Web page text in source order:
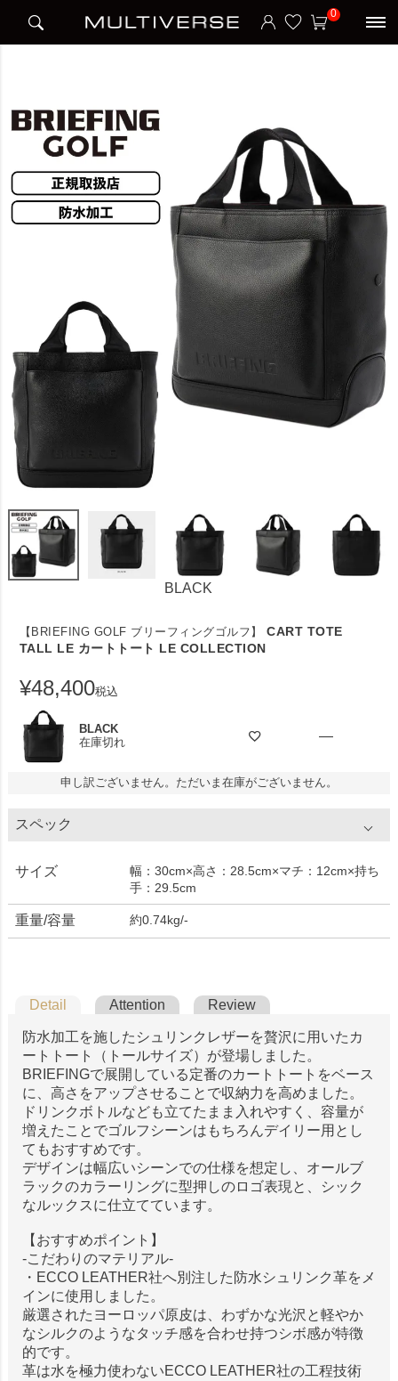
0
CART TOTE TALL LE カートトート LE COLLECTION
BLACK
【BRIEFING GOLF ブリーフィングゴルフ】
CART TOTE
TALL LE カートトート LE COLLECTION
¥48,400税込
BLACK
在庫切れ
—
申し訳ございません。ただいま在庫がございません。
スペック
サイズ
幅：30cm×高さ：28.5cm×マチ：12cm×持ち
手：29.5cm
重量/容量 約0.74kg/-
Detail Attention Review
防水加工を施したシュリンクレザーを贅沢に用いたカ
ートトート（トールサイズ）が登場しました。
BRIEFINGで展開している定番のカートトートをベース
に、高さをアップさせることで収納力を高めました。
ドリンクボトルなども立てたまま入れやすく、容量が
増えたことでゴルフシーンはもちろんデイリー用とし
てもおすすめです。
デザインは幅広いシーンでの仕様を想定し、オールブ
ラックのカラーリングに型押しのロゴ表現と、シック
なルックスに仕立てています。
【おすすめポイント】
-こだわりのマテリアル-
・ECCO LEATHER社へ別注した防水シュリンク革をメ
インに使用しました。
厳選されたヨーロッパ原皮は、わずかな光沢と軽やか
なシルクのようなタッチ感を合わせ持つシボ感が特徴
的です。
革は水を極力使わないECCO LEATHER社の工程技術